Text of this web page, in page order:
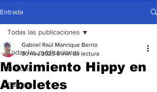
Entrada
Todas las publicaciones
Noticias
Editorial
Todas las publicaciones
Movimiento Hippy en
Arboletes
Gabriel Raúl Manrique Berrio
30 nov 2020 6 min de lectura